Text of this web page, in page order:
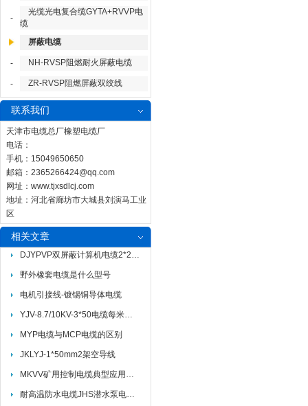
-
光缆光电复合缆GYTA+RVVP电
缆
屏蔽电缆
- NH-RVSP阻燃耐火屏蔽电缆
- ZR-RVSP阻燃屏蔽双绞线
联系我们
天津市电缆总厂橡塑电缆厂
电话：
手机：15049650650
邮箱： 2365266424@qq.com
网址： www.tjxsdlcj.com
地址：河北省廊坊市大城县刘演马工业
区
相关文章
DJYPVP双屏蔽计算机电缆2*2*1.5
野外橡套电缆是什么型号
电机引接线-镀锡铜导体电缆
YJV-8.7/10KV-3*50电缆每米重量
MYP电缆与MCP电缆的区别
JKLYJ-1*50mm2架空导线
MKVV矿用控制电缆典型应用场景与适配方案
耐高温防水电缆JHS潜水泵电缆JHS执行标准